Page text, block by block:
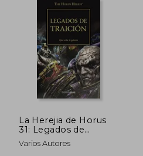
La Herejia de Horus
31: Legados de
Traicion
Varios Autores